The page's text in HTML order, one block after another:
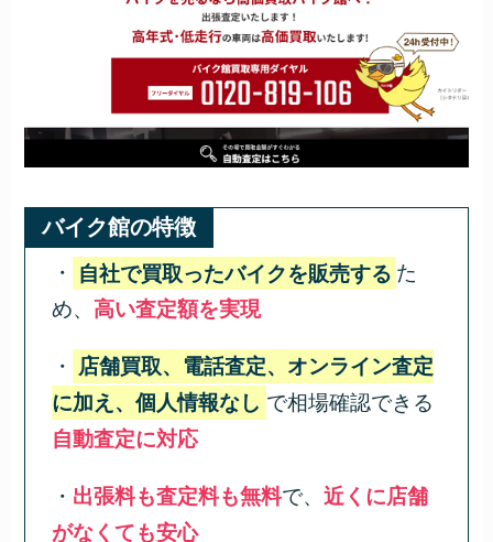
バイク館の特徴
・ 自社で買取ったバイクを販売する た
め、 高い査定額を実現
・
店舗買取、電話査定、オンライン査定
に加え、個人情報なし で相場確認できる
自動査定に対応
・ 出張料も査定料も無料で、 近くに店舗
がなくても安心